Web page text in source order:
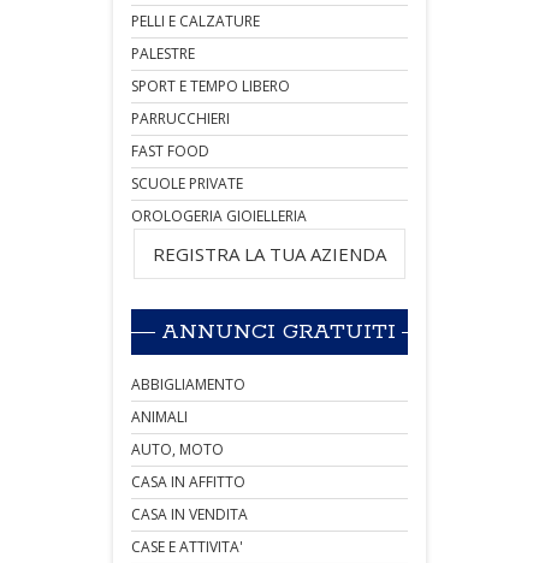
PELLI E CALZATURE
PALESTRE
SPORT E TEMPO LIBERO
PARRUCCHIERI
FAST FOOD
SCUOLE PRIVATE
OROLOGERIA GIOIELLERIA
REGISTRA LA TUA AZIENDA
ANNUNCI GRATUITI
ABBIGLIAMENTO
ANIMALI
AUTO, MOTO
CASA IN AFFITTO
CASA IN VENDITA
CASE E ATTIVITA'